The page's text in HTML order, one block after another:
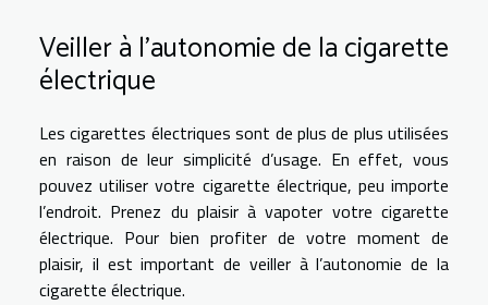
Veiller à l’autonomie de la cigarette
électrique
Les cigarettes électriques sont de plus de plus utilisées
en raison de leur simplicité d’usage. En effet, vous
pouvez utiliser votre cigarette électrique, peu importe
l’endroit. Prenez du plaisir à vapoter votre cigarette
électrique. Pour bien profiter de votre moment de
plaisir, il est important de veiller à l’autonomie de la
cigarette électrique.